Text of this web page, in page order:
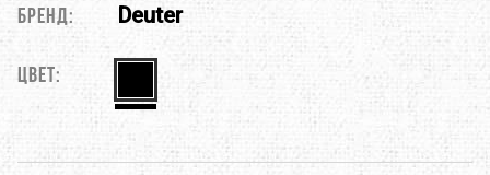
Бренд: Deuter
Цвет: